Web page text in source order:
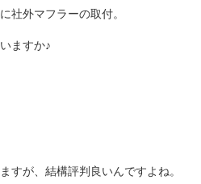
社外マフラーの取付。
ますか♪
すが、結構評判良いんですよね。